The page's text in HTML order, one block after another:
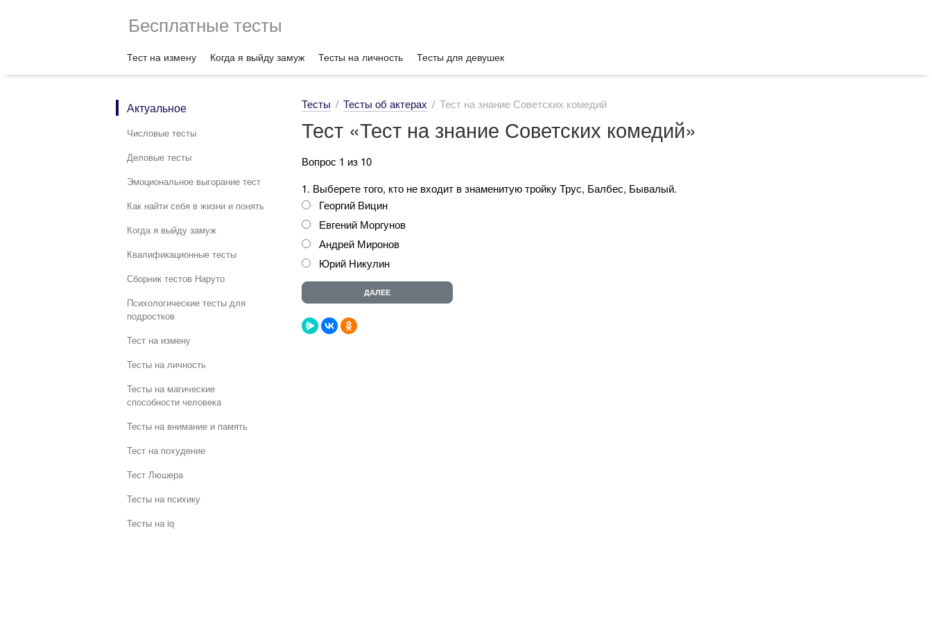
Бесплатные тесты
Тест на измену Когда я выйду замуж Тесты на личность Тесты для девушек
Актуальное
Числовые тесты
Деловые тесты
Эмоциональное выгорание тест
Как найти себя в жизни и понять
Когда я выйду замуж
Квалификационные тесты
Сборник тестов Наруто
Психологические тесты для
подростков
Тест на измену
Тесты на личность
Тесты на магические
способности человека
Тесты на внимание и память
Тест на похудение
Тест Люшера
Тесты на психику
Тесты на iq
Тесты Тесты об актерах Тест на знание Советских комедий
Тест «Тест на знание Советских комедий»
Вопрос 1 из 10
1. Выберете того, кто не входит в знаменитую тройку Трус, Балбес, Бывалый.
Георгий Вицин
Евгений Моргунов
Андрей Миронов
Юрий Никулин